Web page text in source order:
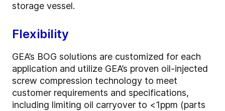
storage vessel.
Flexibility
GEA’s BOG solutions are customized for each
application and utilize GEA’s proven oil-injected
screw compression technology to meet
customer requirements and specifications,
including limiting oil carryover to <1ppm (parts